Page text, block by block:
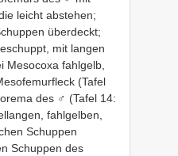
leicht abstehen;
überdeckt;
mit langen
Mesocoxa fahlgelb,
(Tafel
des ♂ (Tafel 14:
fahlgelben,
Schuppen
Schuppen des